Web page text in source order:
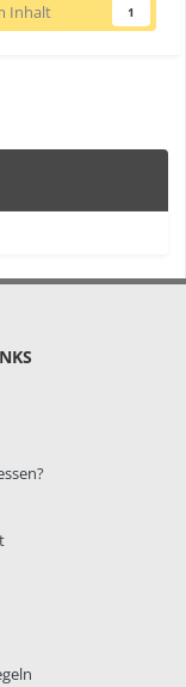
Inhalt 1